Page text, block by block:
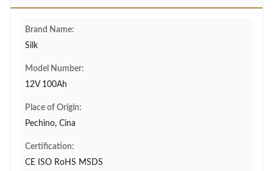
Brand Name:
Silk
Model Number:
12V 100Ah
Place of Origin:
Pechino, Cina
Certification:
CE ISO RoHS MSDS